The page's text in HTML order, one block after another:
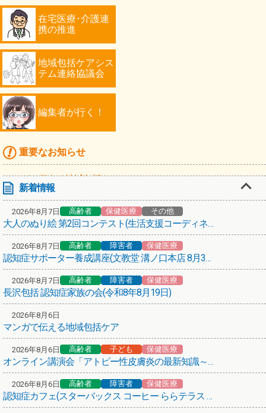
在宅医療･介護連
携の推進
地域包括ケアシス
テム連絡協議会
編集者が行く！
重要なお知らせ
マンガで伝える地域包括ケア
高齢者
「川崎シニアフォトコンテスト2026」作品募集！
高齢者 保健医療 その他
第66弾！まち歩きボランティアガイド養成講座
保健医療
熱中症にご注意ください！
介護サービスを考える、その前に
高齢者 保健医療
(介護予防)かかりつけの医療機関からお声がけ
悩み･困りごと相談のご案内
新着情報
2026年8月7日 高齢者 保健医療 その他
大人のぬり絵 第2回コンテスト(生活支援コーディネーターミケ猫倶楽部)
2026年8月7日 高齢者 障害者 保健医療
認知症サポーター養成講座(文教堂 溝ノ口本店 8月31日)
2026年8月7日 高齢者 障害者 保健医療
長沢包括 認知症家族の会(令和8年8月19日)
2026年8月6日
マンガで伝える地域包括ケア
2026年8月6日 高齢者 子ども 保健医療
オンライン講演会「アトピー性皮膚炎の最新知識～子どもから大人まで～」
2026年8月6日 高齢者 障害者 保健医療
認知症カフェ(スターバックス コーヒー ららテラス 武蔵小杉店)